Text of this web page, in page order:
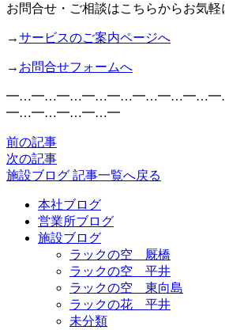
お問合せ・ご相談はこちらからお気軽
→サービスのご案内ページへ
→ お問合せフォームへ
━…━…━…━…━
前の記事
次の記事
施設ブログ 記事一覧へ戻る
本社ブログ
営業所ブログ
施設ブログ
ラックの空 厩橋
ラックの空 平井
ラックの空 東向島
ラックの花 平井
未分類